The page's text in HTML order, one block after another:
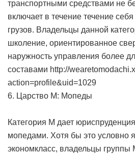
транспортными средствами не
включает в течение течение
грузов. Владельцы данной
школение, ориентированное
наружность управления более
составами http://
action=profile&uid=1029
6. Царство M: Мопеды
Категория M дает
мопедами. Хотя бы это условно
экономкласс, владельцы группы